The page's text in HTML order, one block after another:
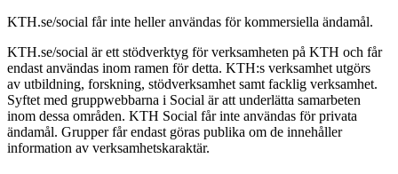
KTH.se/social får inte heller användas för kommersiella ändamål.
KTH.se/social är ett stödverktyg för verksamheten på KTH och får
endast användas inom ramen för detta. KTH:s verksamhet utgörs
av utbildning, forskning, stödverksamhet samt facklig verksamhet.
Syftet med gruppwebbarna i Social är att underlätta samarbeten
inom dessa områden. KTH Social får inte användas för privata
ändamål. Grupper får endast göras publika om de innehåller
information av verksamhetskaraktär.